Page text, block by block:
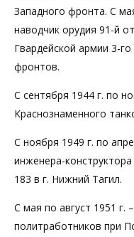
Западного фронта. С
наводчик орудия 91-й
Гвардейской армии 3-
фронтов.
С сентября 1944 г. по
Краснознаменного
С ноября 1949 г. по
инженера-
183 в г. Нижний Тагил.
С мая по август 1951 г.
политработников при